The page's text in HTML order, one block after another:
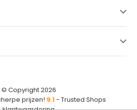
© Copyright 2026
prijzen! 9.1 - Trusted Shops